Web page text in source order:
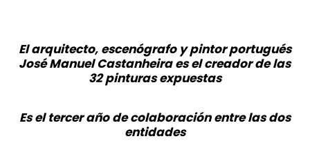
El arquitecto, escenógrafo y pintor portugués
José Manuel Castanheira es el creador de las
32 pinturas expuestas
Es el tercer año de colaboración entre las dos
entidades